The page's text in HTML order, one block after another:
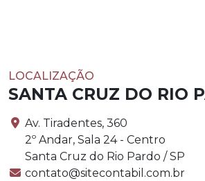
LOCALIZAÇÃO
SANTA CRUZ DO RIO
Av. Tiradentes, 360
2º Andar, Sala 24 - Centro
Santa Cruz do Rio Pardo / SP
contato@sitecontabil.com.br